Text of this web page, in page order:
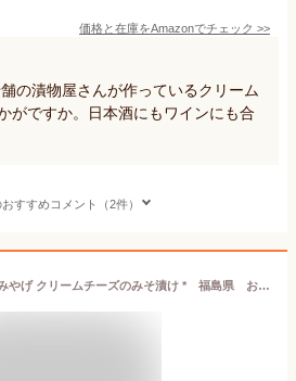
価格と在庫をAmazonでチェック >>
の漬物屋さんが作っているクリーム
がですか。日本酒にもワインにも合
すすめコメント（2件）
【送料無料】福の小みやげ クリームチーズのみそ漬け * 福島県 お土産 おみやげ おつまみ